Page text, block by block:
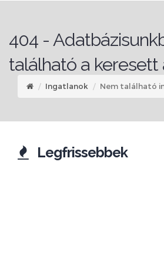
404 -
található a keresett
Ingatlanok Nem található
Legfrissebbek